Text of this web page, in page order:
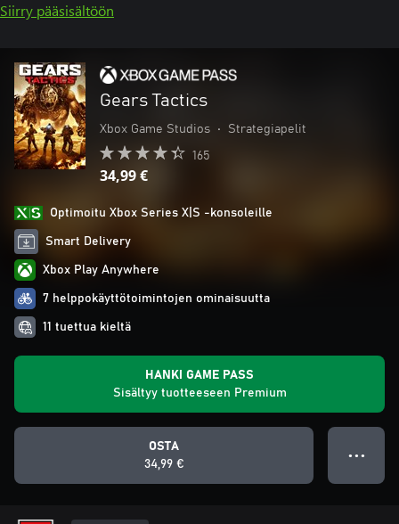
Siirry pääsisältöön
Gears Tactics
Xbox Game Studios • Strategiapelit
165
34,99 €
Optimoitu Xbox Series X|S -konsoleille
Smart Delivery
Xbox Play Anywhere
7 helppokäyttötoimintojen ominaisuutta
11 tuettua kieltä
HANKI GAME PASS
Sisältyy tuotteeseen Premium
OSTA
34,99 €
● ● ●